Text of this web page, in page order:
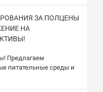
ЗА ПОЛЦЕНЫ
НА
Предлагаем
питательные среды и